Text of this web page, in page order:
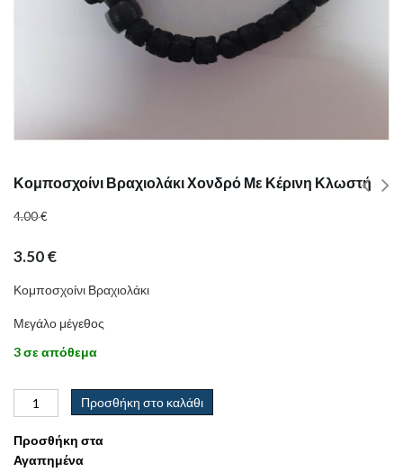
Κομποσχοίνι Βραχιολάκι Χονδρό Με Κέρινη Κλωστή
4.00€
3.50€
Κομποσχοίνι Βραχιολάκι
Μεγάλο μέγεθος
3 σε απόθεμα
Προσθήκη στο καλάθι
Προσθήκη στα
Αγαπημένα